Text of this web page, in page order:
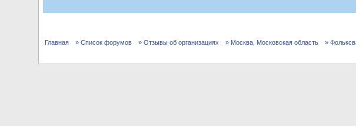
Главная » Список форумов » Отзывы об организациях » Москва, Московская область »